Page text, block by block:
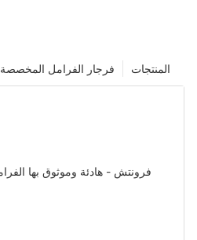
المنتجات فرجار الفرامل المخصصة